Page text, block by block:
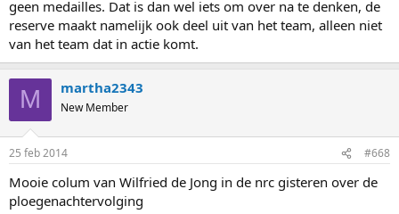
geen medailles. Dat is dan wel iets om over na te denken, de
reserve maakt namelijk ook deel uit van het team, alleen niet
van het team dat in actie komt.
M martha2343
New Member
25 feb 2014 #668
Mooie colum van Wilfried de Jong in de nrc gisteren over de
ploegenachtervolging